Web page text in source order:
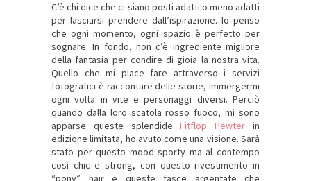
C’è chi dice che ci siano posti adatti o meno adatti
per lasciarsi prendere dall’ispirazione. Io penso
che ogni momento, ogni spazio è perfetto per
sognare. In fondo, non c’è ingrediente migliore
della fantasia per condire di gioia la nostra vita.
Quello che mi piace fare attraverso i servizi
fotografici è raccontare delle storie, immergermi
ogni volta in vite e personaggi diversi. Perciò
quando dalla loro scatola rosso fuoco, mi sono
apparse queste splendideFitflop Pewter in
edizione limitata, ho avuto come una visione. Sarà
stato per questo mood sporty ma al contempo
così chic e strong, con questo rivestimento in